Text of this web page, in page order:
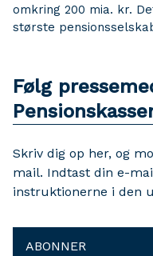
omkring 200 mia. kr.
største
Følg
Skriv dig op her, og
mail. Indtast din e-
instruktionerne i den
ABONNER